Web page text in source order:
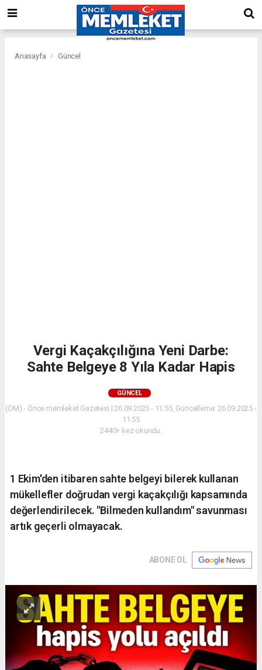
Anasayfa Güncel
Vergi Kaçakçılığına Yeni Darbe:
Sahte Belgeye 8 Yıla Kadar Hapis
GÜNCEL
(ÖM) - Önce memleket Gazetesi | 26.09.2025 - 11:55, Güncelleme: 26.09.2025 -
11:55
2440+ kez okundu.
1 Ekim'den itibaren sahte belgeyi bilerek kullanan
mükellefler doğrudan vergi kaçakçılığı kapsamında
değerlendirilecek. "Bilmeden kullandım" savunması
artık geçerli olmayacak.
ABONE OL